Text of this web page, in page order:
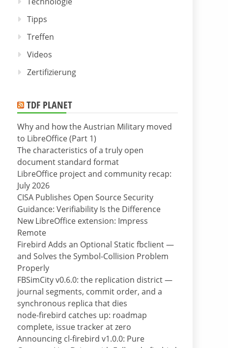
Tipps
Treffen
Videos
Zertifizierung
TDF PLANET
Why and how the Austrian Military moved
to LibreOffice (Part 1)
The characteristics of a truly open
document standard format
LibreOffice project and community recap:
July 2026
CISA Publishes Open Source Security
Guidance: Verifiability Is the Difference
New LibreOffice extension: Impress
Remote
Firebird Adds an Optional Static fbclient —
and Solves the Symbol-Collision Problem
Properly
FBSimCity v0.6.0: the replication district —
journal segments, commit order, and a
synchronous replica that dies
node-firebird catches up: roadmap
complete, issue tracker at zero
Announcing cl-firebird v1.0.0: Pure